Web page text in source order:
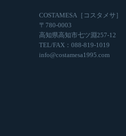
COSTAMESA［コスタメサ］
〒780-0003
高知県高知市七ツ淵257-12
TEL/FAX：088-819-1019
info@costamesa1995.com